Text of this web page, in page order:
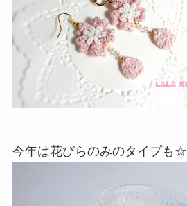
今年は花びらのみのタイプも☆